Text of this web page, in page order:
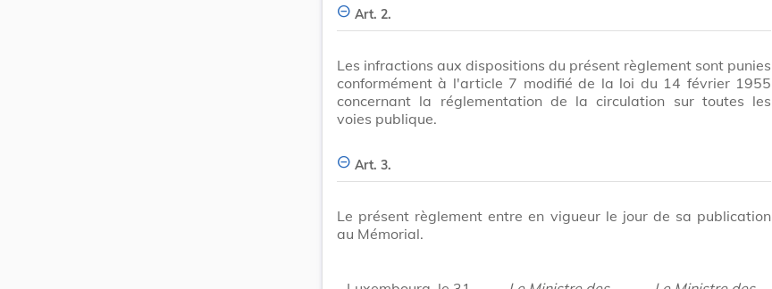
Art. 2.
Les infractions aux dispositions du présent règlement sont punies
conformément à l'article 7 modifié de la loi du 14 février 1955
concernant la réglementation de la circulation sur toutes les
voies publique.
Art. 3.
Le présent règlement entre en vigueur le jour de sa publication
au Mémorial.